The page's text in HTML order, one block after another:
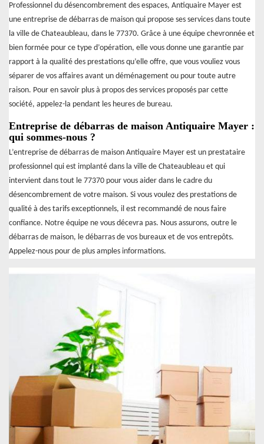
Professionnel du désencombrement des espaces, Antiquaire Mayer est
une entreprise de débarras de maison qui propose ses services dans toute
la ville de Chateaubleau, dans le 77370. Grâce à une équipe chevronnée et
bien formée pour ce type d’opération, elle vous donne une garantie par
rapport à la qualité des prestations qu’elle offre, que vous vouliez vous
séparer de vos affaires avant un déménagement ou pour toute autre
raison. Pour en savoir plus à propos des services proposés par cette
société, appelez-la pendant les heures de bureau.
Entreprise de débarras de maison Antiquaire Mayer :
qui sommes-nous ?
L’entreprise de débarras de maison Antiquaire Mayer est un prestataire
professionnel qui est implanté dans la ville de Chateaubleau et qui
intervient dans tout le 77370 pour vous aider dans le cadre du
désencombrement de votre maison. Si vous voulez des prestations de
qualité à des tarifs exceptionnels, il est recommandé de nous faire
confiance. Notre équipe ne vous décevra pas. Nous assurons, outre le
débarras de maison, le débarras de vos bureaux et de vos entrepôts.
Appelez-nous pour de plus amples informations.